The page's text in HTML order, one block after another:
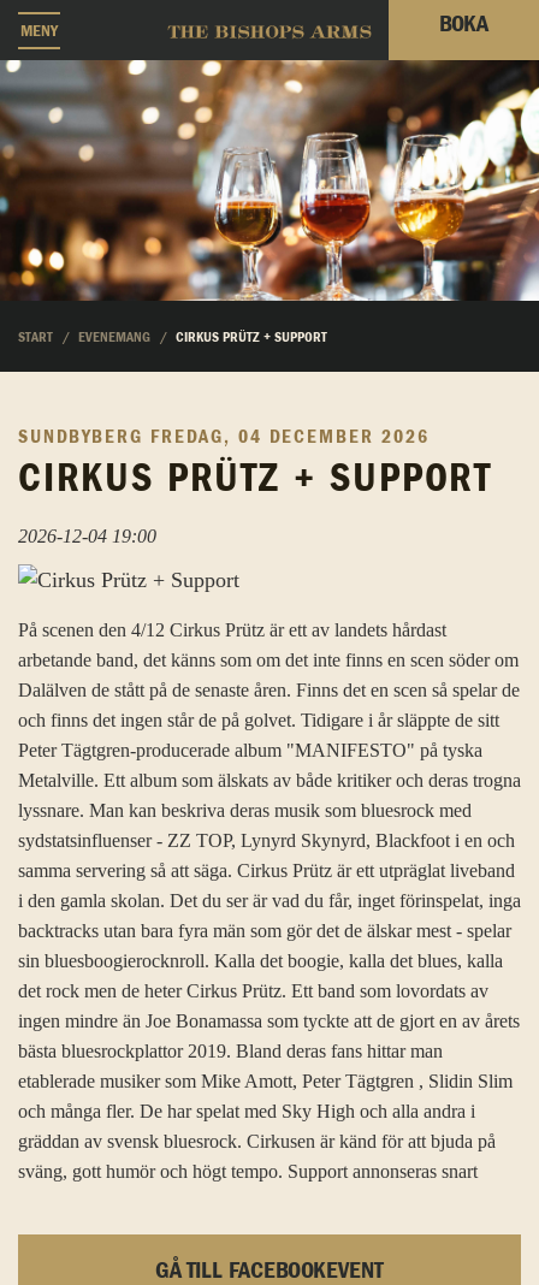
MENY BOKA
START EVENEMANG CIRKUS PRÜTZ + SUPPORT
SUNDBYBERG FREDAG, 04 DECEMBER 2026
CIRKUS PRÜTZ + SUPPORT
2026-12-04 19:00
På scenen den 4/12 Cirkus Prütz är ett av landets hårdast
arbetande band, det känns som om det inte finns en scen söder om
Dalälven de stått på de senaste åren. Finns det en scen så spelar de
och finns det ingen står de på golvet. Tidigare i år släppte de sitt
Peter Tägtgren-producerade album "MANIFESTO" på tyska
Metalville. Ett album som älskats av både kritiker och deras trogna
lyssnare. Man kan beskriva deras musik som bluesrock med
sydstatsinfluenser - ZZ TOP, Lynyrd Skynyrd, Blackfoot i en och
samma servering så att säga. Cirkus Prütz är ett utpräglat liveband
i den gamla skolan. Det du ser är vad du får, inget förinspelat, inga
backtracks utan bara fyra män som gör det de älskar mest - spelar
sin bluesboogierocknroll. Kalla det boogie, kalla det blues, kalla
det rock men de heter Cirkus Prütz. Ett band som lovordats av
ingen mindre än Joe Bonamassa som tyckte att de gjort en av årets
bästa bluesrockplattor 2019. Bland deras fans hittar man
etablerade musiker som Mike Amott, Peter Tägtgren , Slidin Slim
och många fler. De har spelat med Sky High och alla andra i
gräddan av svensk bluesrock. Cirkusen är känd för att bjuda på
sväng, gott humör och högt tempo. Support annonseras snart
GÅ TILL FACEBOOKEVENT